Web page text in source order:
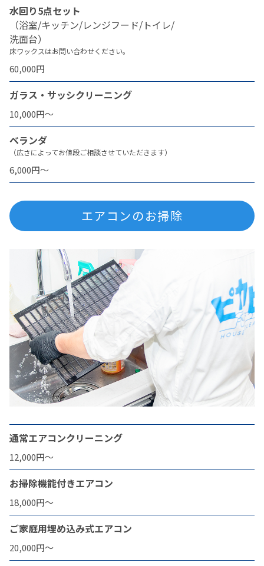
水回り5点セット
（浴室/キッチン/レンジフード/トイレ/
洗面台）
床ワックスはお問い合わせください。
60,000円
ガラス・サッシクリーニング
10,000円〜
ベランダ
（広さによってお値段ご相談させていただきます）
6,000円〜
エアコンのお掃除
通常エアコンクリーニング
12,000円〜
お掃除機能付きエアコン
18,000円〜
ご家庭用埋め込み式エアコン
20,000円〜